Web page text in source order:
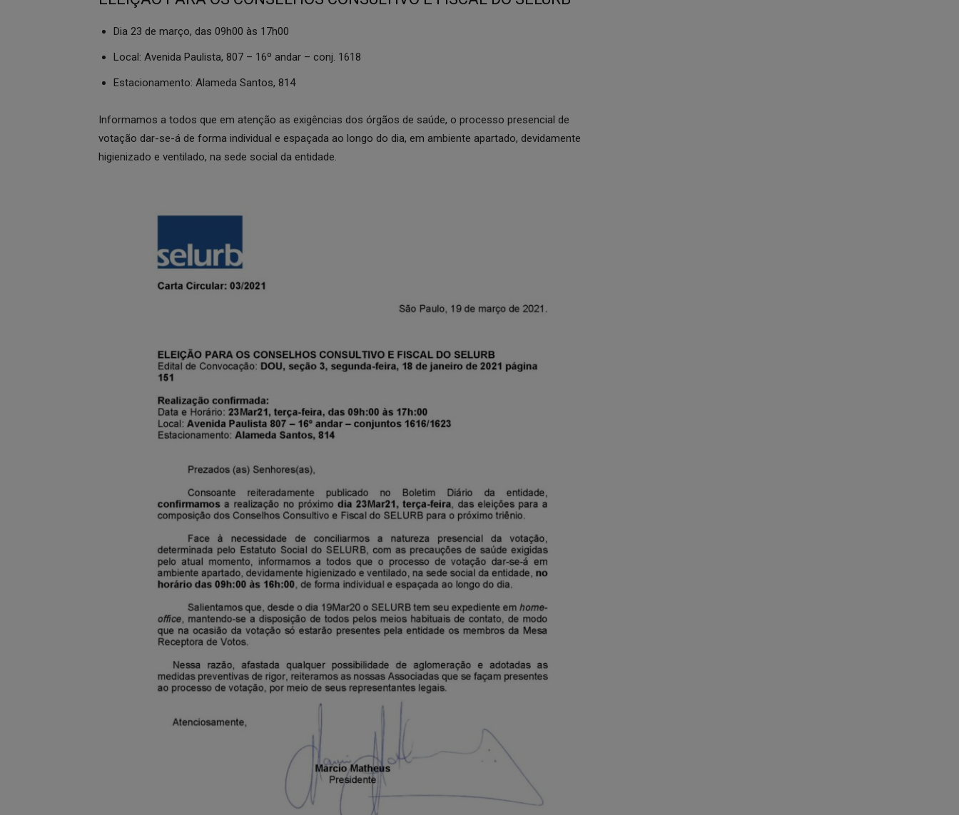
Dia 23 de março, das 09h00 às 17h00
Local: Avenida Paulista, 807 – 16º andar – conj. 1618
Estacionamento: Alameda Santos, 814
Informamos a todos que em atenção as exigências dos órgãos de saúde, o processo presencial de
votação dar-se-á de forma individual e espaçada ao longo do dia, em ambiente apartado, devidamente
higienizado e ventilado, na sede social da entidade.